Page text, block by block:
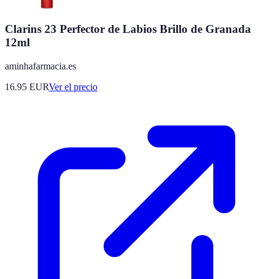
Clarins 23 Perfector de Labios Brillo de Granada
12ml
aminhafarmacia.es
16.95 EURVer el precio